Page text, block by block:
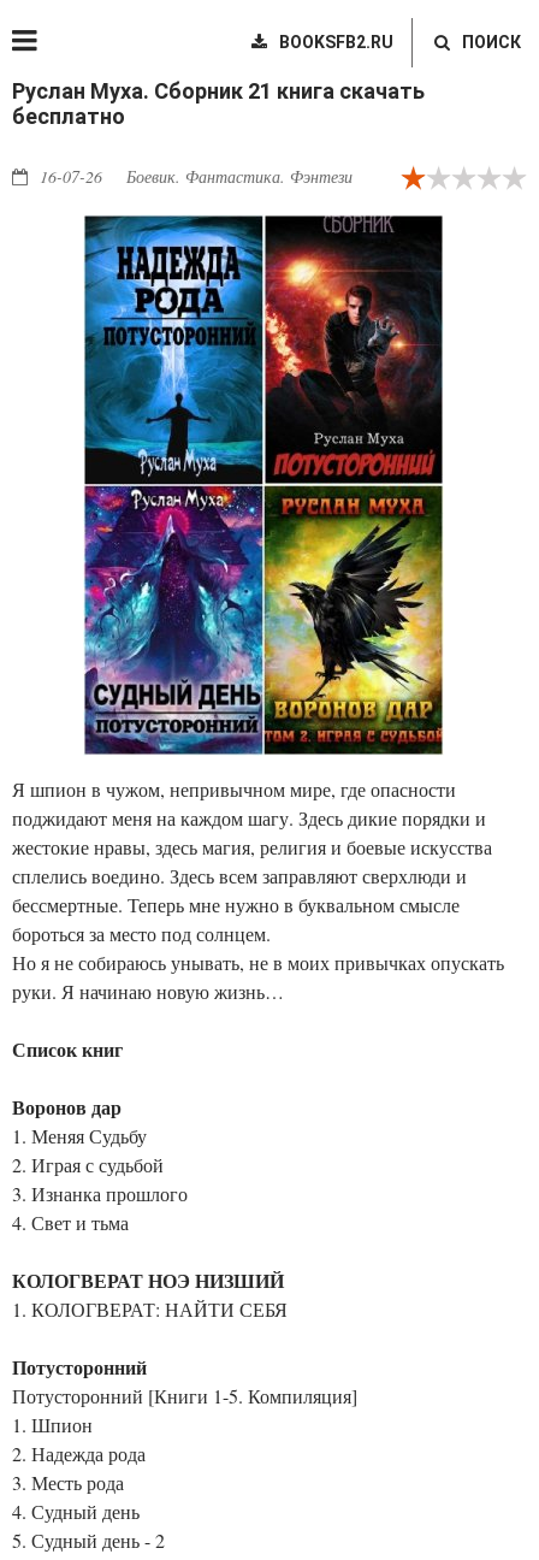
BOOKSFB2.RU ПОИСК
Руслан Муха. Сборник 21 книга скачать
бесплатно
16-07-26 Боевик. Фантастика. Фэнтези
Я шпион в чужом, непривычном мире, где опасности
поджидают меня на каждом шагу. Здесь дикие порядки и
жестокие нравы, здесь магия, религия и боевые искусства
сплелись воедино. Здесь всем заправляют сверхлюди и
бессмертные. Теперь мне нужно в буквальном смысле
бороться за место под солнцем.
Но я не собираюсь унывать, не в моих привычках опускать
руки. Я начинаю новую жизнь…
Список книг
Воронов дар
1. Меняя Судьбу
2. Играя с судьбой
3. Изнанка прошлого
4. Свет и тьма
КОЛОГВЕРАТ НОЭ НИЗШИЙ
1. КОЛОГВЕРАТ: НАЙТИ СЕБЯ
Потусторонний
Потусторонний [Книги 1-5. Компиляция]
1. Шпион
2. Надежда рода
3. Месть рода
4. Судный день
5. Судный день - 2